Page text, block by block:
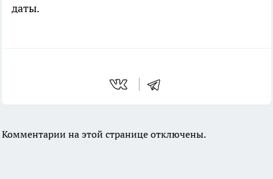
даты.
Комментарии на этой странице отключены.